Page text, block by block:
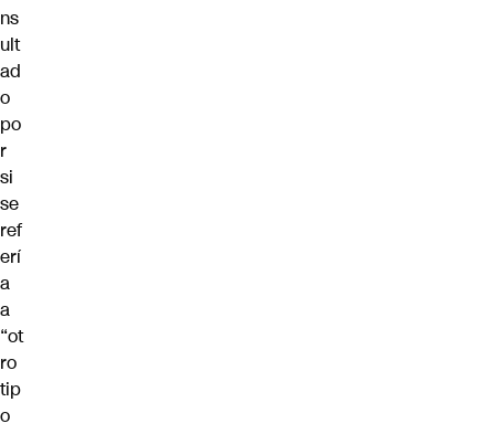
ns
ult
ad
o
po
r
si
se
ref
erí
a
a
“ot
ro
tip
o